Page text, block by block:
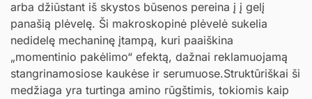
arba džiūstant iš skystos būsenos pereina į į gelį
panašią plėvelę. Ši makroskopinė plėvelė sukelia
nedidelę mechaninę įtampą, kuri paaiškina
„momentinio pakėlimo“ efektą, dažnai reklamuojamą
stangrinamosiose kaukėse ir serumuose.Struktūriškai ši
medžiaga yra turtinga amino rūgštimis, tokiomis kaip